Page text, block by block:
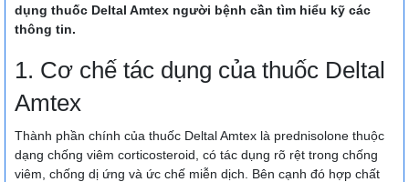
dụng thuốc Deltal Amtex người bệnh cần tìm hiểu kỹ các
thông tin.
1. Cơ chế tác dụng của thuốc Deltal
Amtex
Thành phần chính của thuốc Deltal Amtex là prednisolone thuộc
dạng chống viêm corticosteroid, có tác dụng rõ rệt trong chống
viêm, chống dị ứng và ức chế miễn dịch. Bên cạnh đó hợp chất